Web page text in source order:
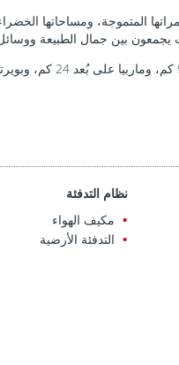
ومساحاتها الخضراء
يجمعون بين جمال الطبيعة
نظام التدفئة
مكيف الهواء
التدفئة الأرضية